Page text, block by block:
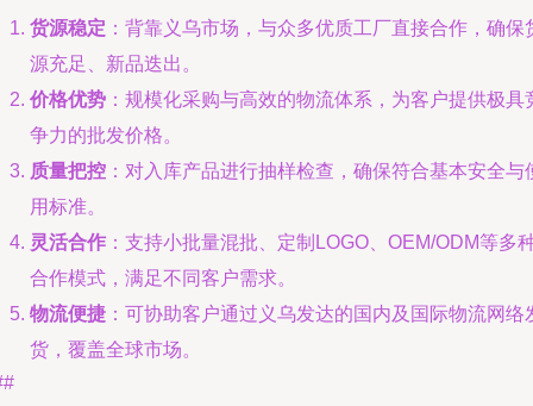
货源稳定 ：背靠义乌市场，与众多优质工厂直接合作，确保
源充足、新品迭出。
价格优势 ：规模化采购与高效的物流体系，为客户提供极具
争力的批发价格。
质量把控 ：对入库产品进行抽样检查，确保符合基本安全与
用标准。
灵活合作 ：支持小批量混批、定制LOGO、OEM/ODM等多
合作模式，满足不同客户需求。
物流便捷 ：可协助客户通过义乌发达的国内及国际物流网络
货，覆盖全球市场。